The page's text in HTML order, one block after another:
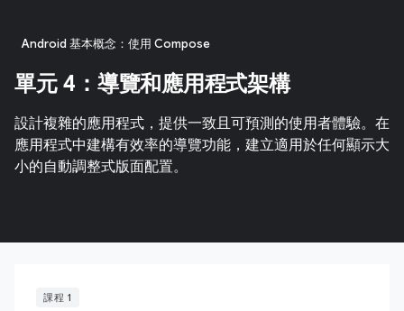
Android 基本概念：使用 Compose
單元 4：導覽和應用程式架構
設計複雜的應用程式，提供一致且可預測的使用者體驗。在
應用程式中建構有效率的導覽功能，建立適用於任何顯示大
小的自動調整式版面配置。
課程 1